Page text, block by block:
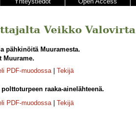
Veikko Valovirta
pähkinöitä Muuramesta.
Muurame.
PDF-muodossa| Tekijä
raaka-ainelähteenä.
PDF-muodossa| Tekijä